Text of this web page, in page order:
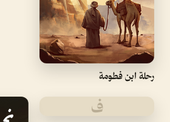
رحلة ابن فطومة
ف